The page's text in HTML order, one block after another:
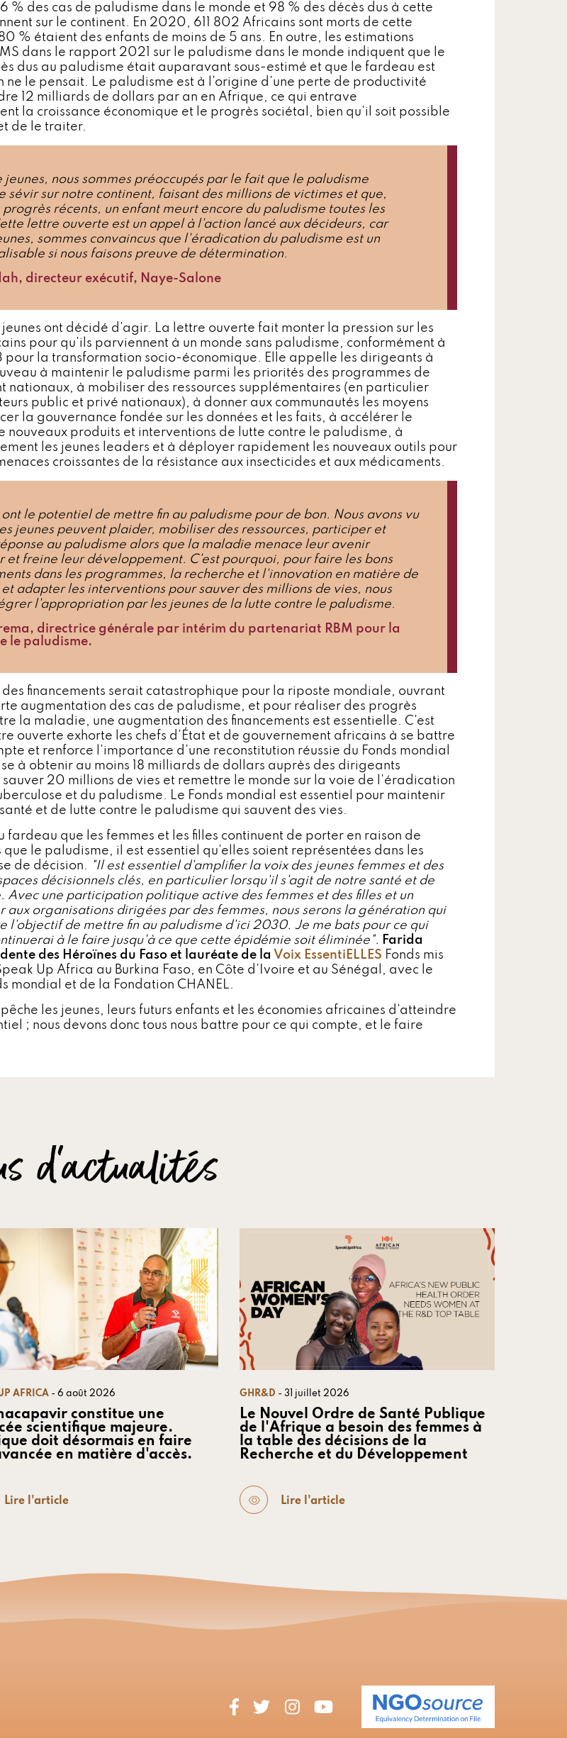
% des cas de paludisme dans le monde et 98 % des décès dus à cette
sur le continent. En 2020, 611 802 Africains sont morts de cette
% étaient des enfants de moins de 5 ans. En outre, les estimations
dans le rapport 2021 sur le paludisme dans le monde indiquent que le
dus au paludisme était auparavant sous-estimé et que le fardeau est
ne le pensait. Le paludisme est à l'origine d'une perte de productivité
12 milliards de dollars par an en Afrique, ce qui entrave
la croissance économique et le progrès sociétal, bien qu'il soit possible
de le traiter.
jeunes, nous sommes préoccupés par le fait que le paludisme
sévir sur notre continent, faisant des millions de victimes et que,
récents, un enfant meurt encore du paludisme toutes les
lettre ouverte est un appel à l'action lancé aux décideurs, car
sommes convaincus que l'éradication du paludisme est un
si nous faisons preuve de détermination.
directeur exécutif, Naye-Salone
jeunes ont décidé d'agir. La lettre ouverte fait monter la pression sur les
pour qu'ils parviennent à un monde sans paludisme, conformément à
pour la transformation socio-économique. Elle appelle les dirigeants à
à maintenir le paludisme parmi les priorités des programmes de
nationaux, à mobiliser des ressources supplémentaires (en particulier
public et privé nationaux), à donner aux communautés les moyens
la gouvernance fondée sur les données et les faits, à accélérer le
nouveaux produits et interventions de lutte contre le paludisme, à
les jeunes leaders et à déployer rapidement les nouveaux outils pour
croissantes de la résistance aux insecticides et aux médicaments.
ont le potentiel de mettre fin au paludisme pour de bon. Nous avons vu
jeunes peuvent plaider, mobiliser des ressources, participer et
au paludisme alors que la maladie menace leur avenir
et freine leur développement. C'est pourquoi, pour faire les bons
dans les programmes, la recherche et l'innovation en matière de
adapter les interventions pour sauver des millions de vies, nous
l'appropriation par les jeunes de la lutte contre le paludisme.
directrice générale par intérim du partenariat RBM pour la
le paludisme.
des financements serait catastrophique pour la riposte mondiale, ouvrant
augmentation des cas de paludisme, et pour réaliser des progrès
la maladie, une augmentation des financements est essentielle. C'est
ouverte exhorte les chefs d'État et de gouvernement africains à se battre
et renforce l'importance d'une reconstitution réussie du Fonds mondial
à obtenir au moins 18 milliards de dollars auprès des dirigeants
20 millions de vies et remettre le monde sur la voie de l'éradication
et du paludisme. Le Fonds mondial est essentiel pour maintenir
santé et de lutte contre le paludisme qui sauvent des vies.
fardeau que les femmes et les filles continuent de porter en raison de
le paludisme, il est essentiel qu'elles soient représentées dans les
de décision. "Il est essentiel d'amplifier la voix des jeunes femmes et des
décisionnels clés, en particulier lorsqu'il s'agit de notre santé et de
Avec une participation politique active des femmes et des filles et un
aux organisations dirigées par des femmes, nous serons la génération qui
l'objectif de mettre fin au paludisme d'ici 2030. Je me bats pour ce qui
à le faire jusqu'à ce que cette épidémie soit éliminée". Farida
des Héroïnes du Faso et lauréate de la Voix EssentiELLES Fonds mis
Up Africa au Burkina Faso, en Côte d'Ivoire et au Sénégal, avec le
mondial et de la Fondation CHANEL.
les jeunes, leurs futurs enfants et les économies africaines d'atteindre
; nous devons donc tous nous battre pour ce qui compte, et le faire
d'actualités
AFRICA - 6 août 2026
constitue une
scientifique majeure.
doit désormais en faire
en matière d'accès.
Lire l'article
GHR&D - 31 juillet 2026
Le Nouvel Ordre de Santé Publique
de l'Afrique a besoin des femmes à
la table des décisions de la
Recherche et du Développement
Lire l'article